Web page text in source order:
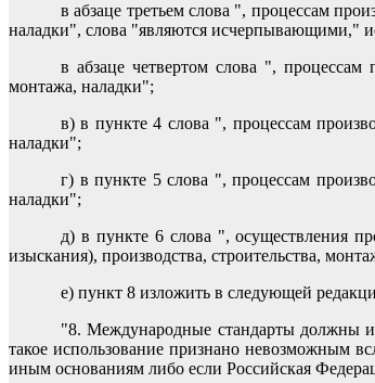
в абзаце третьем слова ", процессам
наладки", слова "являются исчерпывающими,"
в абзаце четвертом слова ", процессам
монтажа, наладки";
в) в пункте 4 слова ", процессам
наладки";
г) в пункте 5 слова ", процессам
наладки";
д) в пункте 6 слова ", осуществления
изыскания), производства, строительства,
е) пункт 8 изложить в следующей
"8. Международные стандарты должны
такое использование признано невозможным
иным основаниям либо если Российская